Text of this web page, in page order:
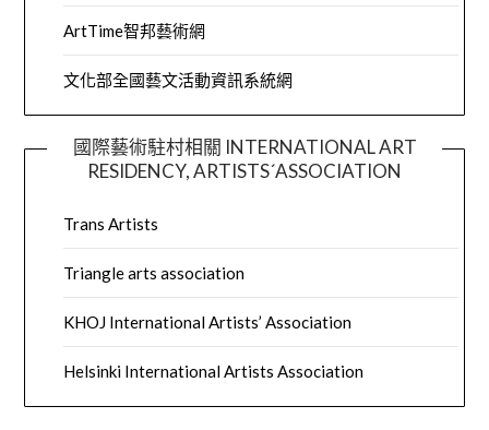
ArtTime智邦藝術網
文化部全國藝文活動資訊系統網
國際藝術駐村相關 INTERNATIONAL ART
RESIDENCY, ARTISTS´ASSOCIATION
Trans Artists
Triangle arts association
KHOJ International Artists’ Association
Helsinki International Artists Association